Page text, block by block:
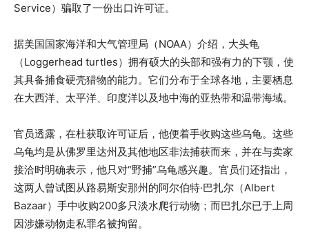
Service）骗取了一份出口许可证。
据美国国家海洋和大气管理局（NOAA）介绍，大头龟
（Loggerhead turtles）拥有硕大的头部和强有力的下颚，使
其具备捕食硬壳猎物的能力。它们分布于全球各地，主要栖息
在大西洋、太平洋、印度洋以及地中海的亚热带和温带海域。
官员透露，在杜获取许可证后，他便着手收购这些乌龟。这些
乌龟均是从佛罗里达州及其他地区非法捕获而来，并在与卖家
接洽时明确表示，他只对“野捕”乌龟感兴趣。官员们还指出，
这两人曾试图从路易斯安那州的阿尔伯特·巴扎尔（Albert
Bazaar）手中收购200多只淡水爬行动物；而巴扎尔已于上周
因涉嫌动物走私罪名被拘留。